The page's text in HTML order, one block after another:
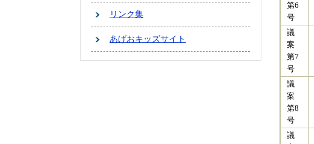
リンク集
あげおキッズサイト
第6
号
議
案
第7
号
議
案
第8
号
議